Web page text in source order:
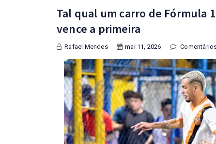
Tal qual um carro de Fórmula
vence a primeira
Rafael Mendes mai 11, 2026